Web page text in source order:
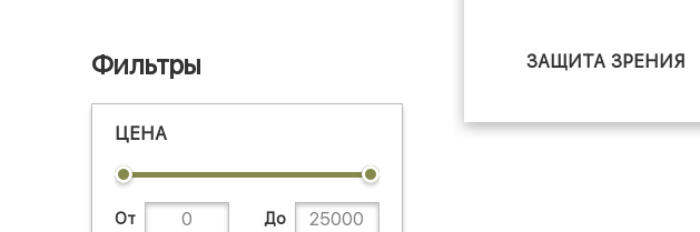
Фильтры
ЦЕНА
От До
ЗАЩИТА ЗРЕНИЯ